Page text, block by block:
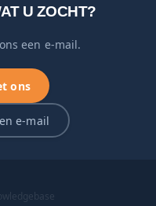
U ZOCHT?
een e-mail.
ons
e-mail